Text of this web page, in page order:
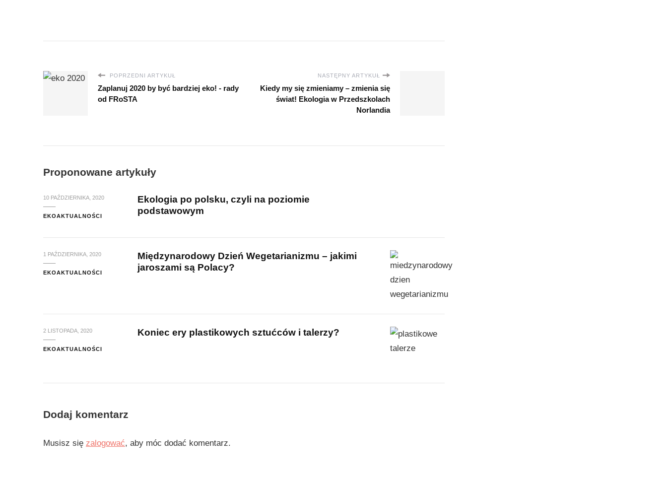
POPRZEDNI ARTYKUŁ
Zaplanuj 2020 by być bardziej eko! - rady
od FRoSTA
NASTĘPNY ARTYKUŁ
Kiedy my się zmieniamy – zmienia się
świat! Ekologia w Przedszkolach
Norlandia
Proponowane artykuły
10 PAŹDZIERNIKA, 2020
EKOAKTUALNOŚCI
Ekologia po polsku, czyli na poziomie
podstawowym
1 PAŹDZIERNIKA, 2020
EKOAKTUALNOŚCI
Międzynarodowy Dzień Wegetarianizmu – jakimi
jaroszami są Polacy?
2 LISTOPADA, 2020
EKOAKTUALNOŚCI
Koniec ery plastikowych sztućców i talerzy?
Dodaj komentarz
Musisz się zalogować, aby móc dodać komentarz.